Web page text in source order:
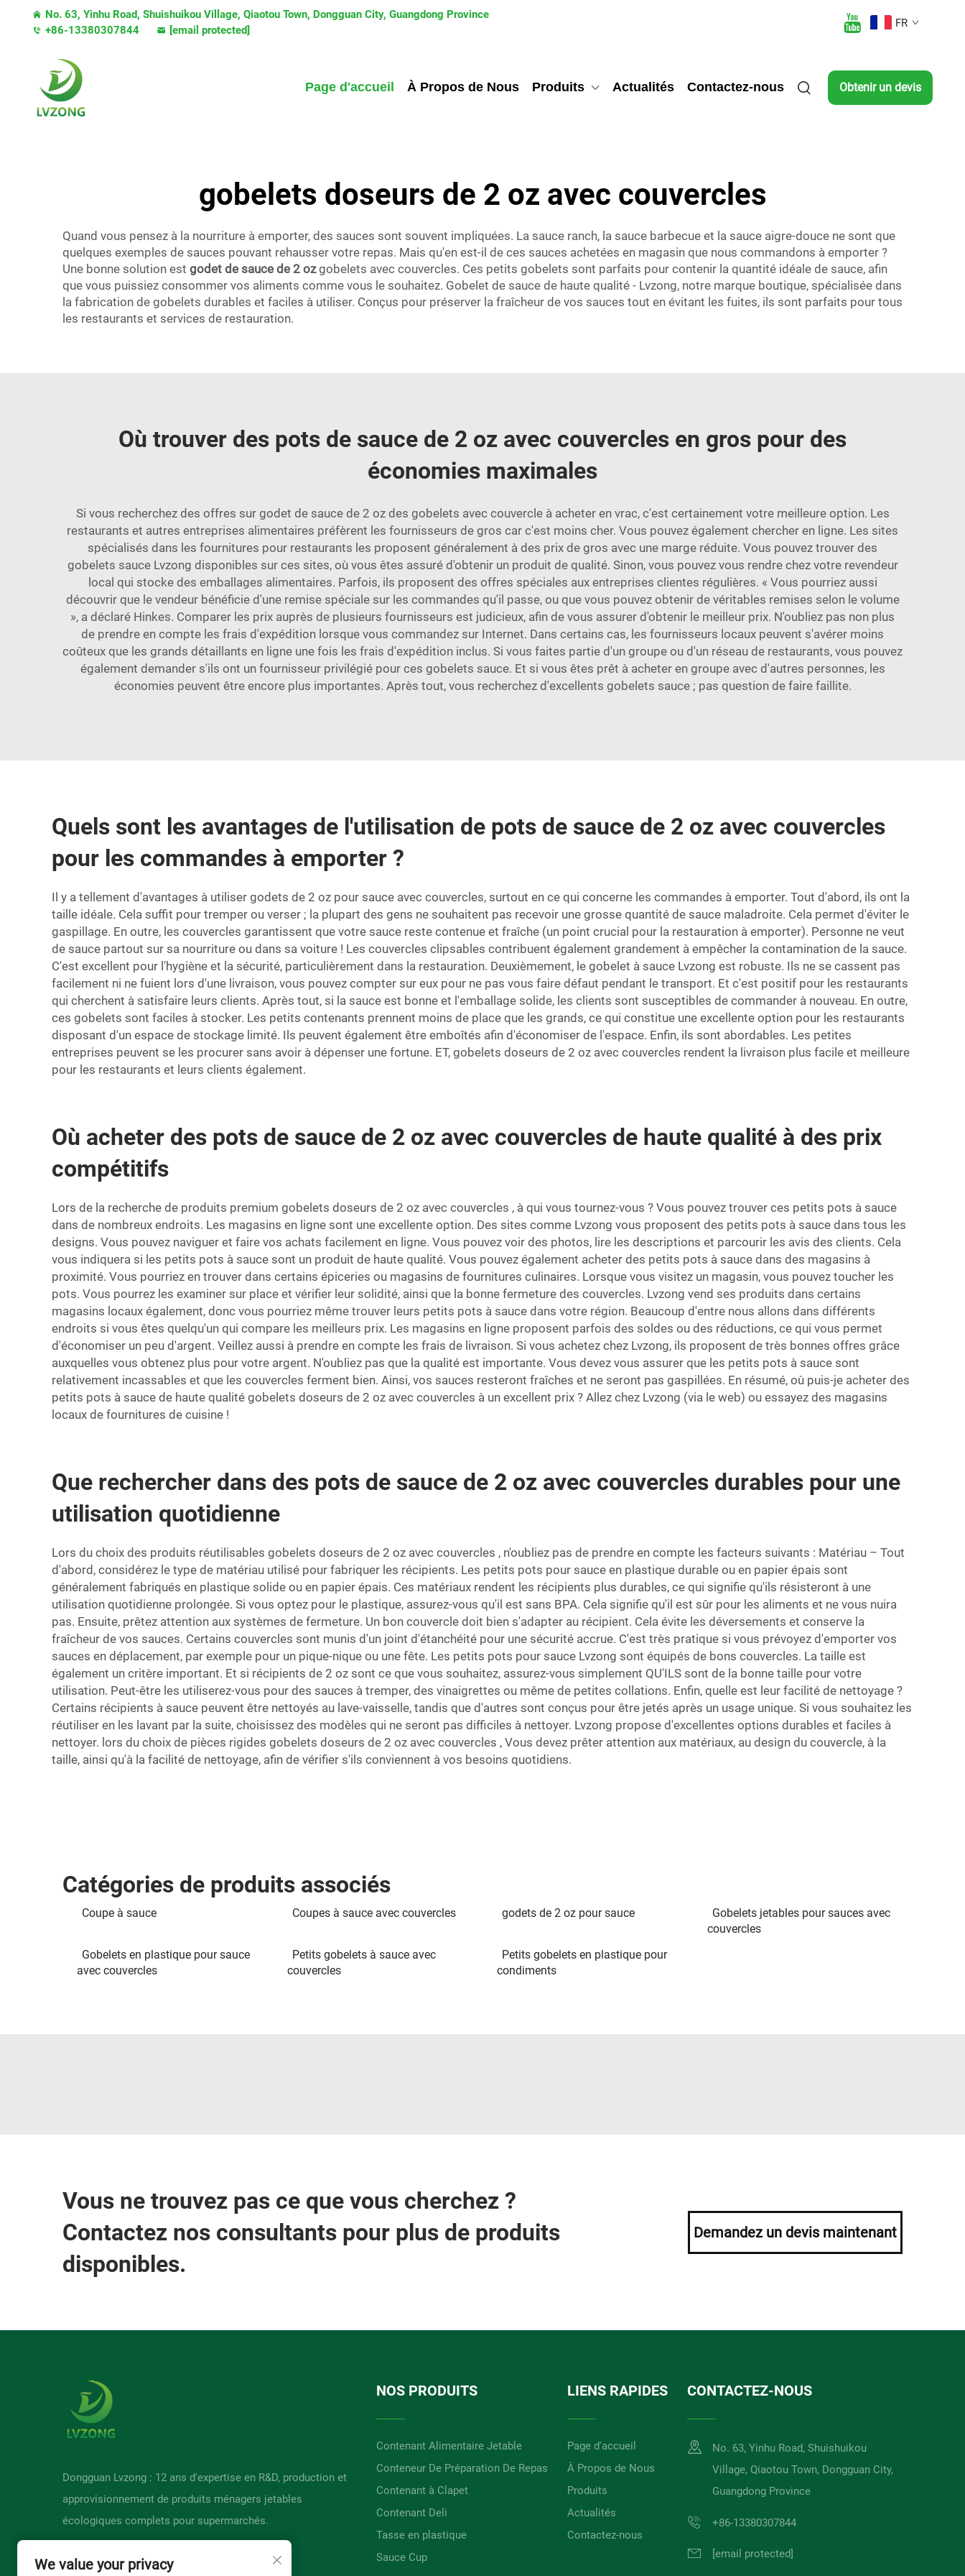
No. 63, Yinhu Road, Shuishuikou Village, Qiaotou Town, Dongguan City, Guangdong Province
+86-13380307844
[email protected]
FR
Page d'accueil À Propos de Nous Produits Actualités Contactez-nous Obtenir un devis
gobelets doseurs de 2 oz avec couvercles
Quand vous pensez à la nourriture à emporter, des sauces sont souvent impliquées. La sauce ranch, la sauce barbecue et la sauce aigre-douce ne sont que
quelques exemples de sauces pouvant rehausser votre repas. Mais qu'en est-il de ces sauces achetées en magasin que nous commandons à emporter ?
Une bonne solution est godet de sauce de 2 ozgobelets avec couvercles. Ces petits gobelets sont parfaits pour contenir la quantité idéale de sauce, afin
que vous puissiez consommer vos aliments comme vous le souhaitez. Gobelet de sauce de haute qualité - Lvzong, notre marque boutique, spécialisée dans
la fabrication de gobelets durables et faciles à utiliser. Conçus pour préserver la fraîcheur de vos sauces tout en évitant les fuites, ils sont parfaits pour tous
les restaurants et services de restauration.
Où trouver des pots de sauce de 2 oz avec couvercles en gros pour des
économies maximales
Si vous recherchez des offres sur godet de sauce de 2 oz des gobelets avec couvercle à acheter en vrac, c'est certainement votre meilleure option. Les
restaurants et autres entreprises alimentaires préfèrent les fournisseurs de gros car c'est moins cher. Vous pouvez également chercher en ligne. Les sites
spécialisés dans les fournitures pour restaurants les proposent généralement à des prix de gros avec une marge réduite. Vous pouvez trouver des
gobelets sauce Lvzong disponibles sur ces sites, où vous êtes assuré d'obtenir un produit de qualité. Sinon, vous pouvez vous rendre chez votre revendeur
local qui stocke des emballages alimentaires. Parfois, ils proposent des offres spéciales aux entreprises clientes régulières. « Vous pourriez aussi
découvrir que le vendeur bénéficie d'une remise spéciale sur les commandes qu'il passe, ou que vous pouvez obtenir de véritables remises selon le volume
», a déclaré Hinkes. Comparer les prix auprès de plusieurs fournisseurs est judicieux, afin de vous assurer d'obtenir le meilleur prix. N'oubliez pas non plus
de prendre en compte les frais d'expédition lorsque vous commandez sur Internet. Dans certains cas, les fournisseurs locaux peuvent s'avérer moins
coûteux que les grands détaillants en ligne une fois les frais d'expédition inclus. Si vous faites partie d'un groupe ou d'un réseau de restaurants, vous pouvez
également demander s'ils ont un fournisseur privilégié pour ces gobelets sauce. Et si vous êtes prêt à acheter en groupe avec d'autres personnes, les
économies peuvent être encore plus importantes. Après tout, vous recherchez d'excellents gobelets sauce ; pas question de faire faillite.
Quels sont les avantages de l'utilisation de pots de sauce de 2 oz avec couvercles
pour les commandes à emporter ?
Il y a tellement d'avantages à utiliser godets de 2 oz pour sauce avec couvercles, surtout en ce qui concerne les commandes à emporter. Tout d'abord, ils ont la
taille idéale. Cela suffit pour tremper ou verser ; la plupart des gens ne souhaitent pas recevoir une grosse quantité de sauce maladroite. Cela permet d'éviter le
gaspillage. En outre, les couvercles garantissent que votre sauce reste contenue et fraîche (un point crucial pour la restauration à emporter). Personne ne veut
de sauce partout sur sa nourriture ou dans sa voiture ! Les couvercles clipsables contribuent également grandement à empêcher la contamination de la sauce.
C'est excellent pour l'hygiène et la sécurité, particulièrement dans la restauration. Deuxièmement, le gobelet à sauce Lvzong est robuste. Ils ne se cassent pas
facilement ni ne fuient lors d'une livraison, vous pouvez compter sur eux pour ne pas vous faire défaut pendant le transport. Et c'est positif pour les restaurants
qui cherchent à satisfaire leurs clients. Après tout, si la sauce est bonne et l'emballage solide, les clients sont susceptibles de commander à nouveau. En outre,
ces gobelets sont faciles à stocker. Les petits contenants prennent moins de place que les grands, ce qui constitue une excellente option pour les restaurants
disposant d'un espace de stockage limité. Ils peuvent également être emboîtés afin d'économiser de l'espace. Enfin, ils sont abordables. Les petites
entreprises peuvent se les procurer sans avoir à dépenser une fortune. ET, gobelets doseurs de 2 oz avec couvercles rendent la livraison plus facile et meilleure
pour les restaurants et leurs clients également.
Où acheter des pots de sauce de 2 oz avec couvercles de haute qualité à des prix
compétitifs
Lors de la recherche de produits premium gobelets doseurs de 2 oz avec couvercles , à qui vous tournez-vous ? Vous pouvez trouver ces petits pots à sauce
dans de nombreux endroits. Les magasins en ligne sont une excellente option. Des sites comme Lvzong vous proposent des petits pots à sauce dans tous les
designs. Vous pouvez naviguer et faire vos achats facilement en ligne. Vous pouvez voir des photos, lire les descriptions et parcourir les avis des clients. Cela
vous indiquera si les petits pots à sauce sont un produit de haute qualité. Vous pouvez également acheter des petits pots à sauce dans des magasins à
proximité. Vous pourriez en trouver dans certains épiceries ou magasins de fournitures culinaires. Lorsque vous visitez un magasin, vous pouvez toucher les
pots. Vous pourrez les examiner sur place et vérifier leur solidité, ainsi que la bonne fermeture des couvercles. Lvzong vend ses produits dans certains
magasins locaux également, donc vous pourriez même trouver leurs petits pots à sauce dans votre région. Beaucoup d'entre nous allons dans différents
endroits si vous êtes quelqu'un qui compare les meilleurs prix. Les magasins en ligne proposent parfois des soldes ou des réductions, ce qui vous permet
d'économiser un peu d'argent. Veillez aussi à prendre en compte les frais de livraison. Si vous achetez chez Lvzong, ils proposent de très bonnes offres grâce
auxquelles vous obtenez plus pour votre argent. N'oubliez pas que la qualité est importante. Vous devez vous assurer que les petits pots à sauce sont
relativement incassables et que les couvercles ferment bien. Ainsi, vos sauces resteront fraîches et ne seront pas gaspillées. En résumé, où puis-je acheter des
petits pots à sauce de haute qualité gobelets doseurs de 2 oz avec couvercles à un excellent prix ? Allez chez Lvzong (via le web) ou essayez des magasins
locaux de fournitures de cuisine !
Que rechercher dans des pots de sauce de 2 oz avec couvercles durables pour une
utilisation quotidienne
Lors du choix des produits réutilisables gobelets doseurs de 2 oz avec couvercles , n'oubliez pas de prendre en compte les facteurs suivants : Matériau – Tout
d'abord, considérez le type de matériau utilisé pour fabriquer les récipients. Les petits pots pour sauce en plastique durable ou en papier épais sont
généralement fabriqués en plastique solide ou en papier épais. Ces matériaux rendent les récipients plus durables, ce qui signifie qu'ils résisteront à une
utilisation quotidienne prolongée. Si vous optez pour le plastique, assurez-vous qu'il est sans BPA. Cela signifie qu'il est sûr pour les aliments et ne vous nuira
pas. Ensuite, prêtez attention aux systèmes de fermeture. Un bon couvercle doit bien s'adapter au récipient. Cela évite les déversements et conserve la
fraîcheur de vos sauces. Certains couvercles sont munis d'un joint d'étanchéité pour une sécurité accrue. C'est très pratique si vous prévoyez d'emporter vos
sauces en déplacement, par exemple pour un pique-nique ou une fête. Les petits pots pour sauce Lvzong sont équipés de bons couvercles. La taille est
également un critère important. Et si récipients de 2 oz sont ce que vous souhaitez, assurez-vous simplement QU'ILS sont de la bonne taille pour votre
utilisation. Peut-être les utiliserez-vous pour des sauces à tremper, des vinaigrettes ou même de petites collations. Enfin, quelle est leur facilité de nettoyage ?
Certains récipients à sauce peuvent être nettoyés au lave-vaisselle, tandis que d'autres sont conçus pour être jetés après un usage unique. Si vous souhaitez les
réutiliser en les lavant par la suite, choisissez des modèles qui ne seront pas difficiles à nettoyer. Lvzong propose d'excellentes options durables et faciles à
nettoyer. lors du choix de pièces rigides gobelets doseurs de 2 oz avec couvercles , Vous devez prêter attention aux matériaux, au design du couvercle, à la
taille, ainsi qu'à la facilité de nettoyage, afin de vérifier s'ils conviennent à vos besoins quotidiens.
Catégories de produits associés
Coupe à sauce Coupes à sauce avec couvercles godets de 2 oz pour sauce
Gobelets jetables pour sauces avec
couvercles
Gobelets en plastique pour sauce
avec couvercles
Petits gobelets à sauce avec
couvercles
Petits gobelets en plastique pour
condiments
Vous ne trouvez pas ce que vous cherchez ?
Contactez nos consultants pour plus de produits
disponibles.
Demandez un devis maintenant
Dongguan Lvzong : 12 ans d'expertise en R&D, production et
approvisionnement de produits ménagers jetables
écologiques complets pour supermarchés.
NOS PRODUITS
Contenant Alimentaire Jetable
Conteneur De Préparation De Repas
Contenant à Clapet
Contenant Deli
Tasse en plastique
Sauce Cup
LIENS RAPIDES
Page d'accueil
À Propos de Nous
Produits
Actualités
Contactez-nous
CONTACTEZ-NOUS
No. 63, Yinhu Road, Shuishuikou
Village, Qiaotou Town, Dongguan City,
Guangdong Province
+86-13380307844
[email protected]
We value your privacy